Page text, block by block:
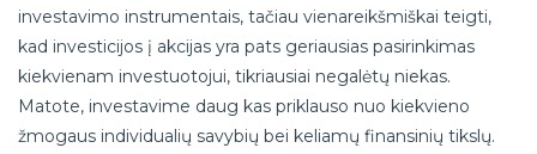
investavimo instrumentais, tačiau vienareikšmiškai teigti,
kad investicijos į akcijas yra pats geriausias pasirinkimas
kiekvienam investuotojui, tikriausiai negalėtų niekas.
Matote, investavime daug kas priklauso nuo kiekvieno
žmogaus individualių savybių bei keliamų finansinių tikslų.